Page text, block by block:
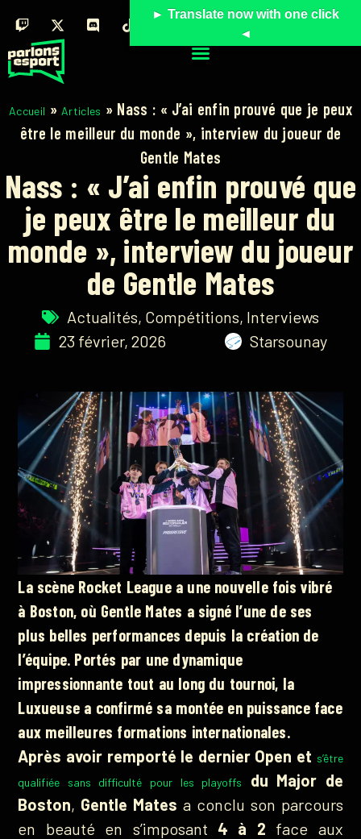
Accueil » Articles » Nass : « J’ai enfin prouvé que je peux
être le meilleur du monde », interview du joueur de
Gentle Mates
Nass : « J’ai enfin prouvé que
je peux être le meilleur du
monde », interview du joueur
de Gentle Mates
Actualités, Compétitions, Interviews
23 février, 2026
Starsounay
La scène Rocket League a une nouvelle fois vibré
à Boston, où Gentle Mates a signé l’une de ses
plus belles performances depuis la création de
l’équipe. Portés par une dynamique
impressionnante tout au long du tournoi, la
Luxueuse a confirmé sa montée en puissance face
aux meilleures formations internationales.
Après avoir remporté le dernier Open et s’être
qualifiée sans difficulté pour les playoffs
du Major de
Boston, Gentle Mates a conclu son parcours
en beauté en s’imposant 4 à 2 face aux
► Translate now with one click
◄